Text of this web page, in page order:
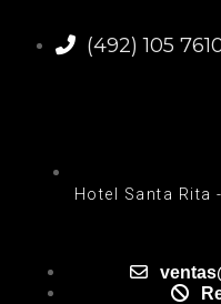
(492) 105
Hotel Santa Rita